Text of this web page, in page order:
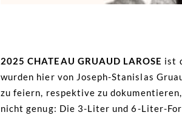
2025 CHATEAU GRUAUD LAROSE ist
wurden hier von Joseph-Stanislas
zu feiern, respektive zu
nicht genug: Die 3-Liter und 6-Liter-